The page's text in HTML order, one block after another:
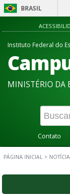
BRASIL
Instituto Federal do
MINISTÉRIO DA
Contato
PÁGINA INICIAL >